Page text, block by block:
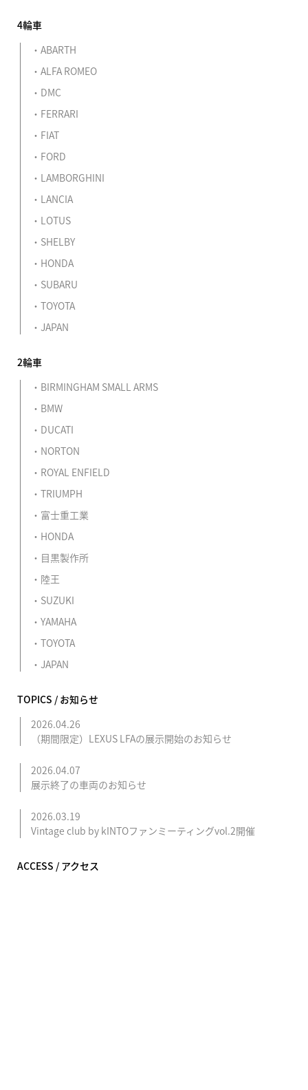
4輪車
ABARTH
ALFA ROMEO
DMC
FERRARI
FIAT
FORD
LAMBORGHINI
LANCIA
LOTUS
SHELBY
HONDA
SUBARU
TOYOTA
JAPAN
2輪車
BIRMINGHAM SMALL ARMS
BMW
DUCATI
NORTON
ROYAL ENFIELD
TRIUMPH
富士重工業
HONDA
目黒製作所
陸王
SUZUKI
YAMAHA
TOYOTA
JAPAN
TOPICS / お知らせ
2026.04.26
（期間限定）LEXUS LFAの展示開始のお知らせ
2026.04.07
展示終了の車両のお知らせ
2026.03.19
Vintage club by kINTOファンミーティングvol.2開催
ACCESS / アクセス